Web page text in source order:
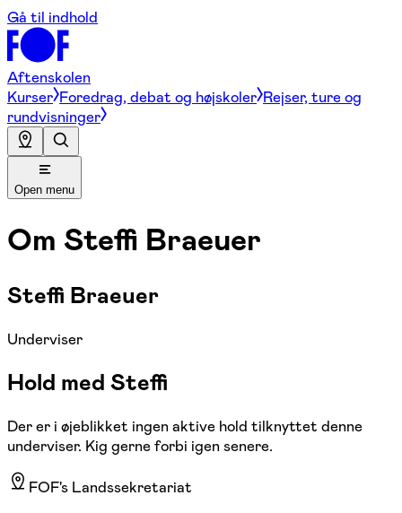
Gå til indhold
Aftenskolen
Kurser Foredrag, debat og højskoler Rejser, ture og
rundvisninger
Open menu
Om Steffi Braeuer
Steffi Braeuer
Underviser
Hold med Steffi
Der er i øjeblikket ingen aktive hold tilknyttet denne
underviser. Kig gerne forbi igen senere.
FOF's Landssekretariat